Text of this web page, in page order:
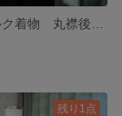
残り1点